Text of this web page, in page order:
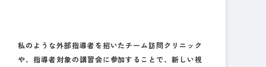
私のような外部指導者を招いたチーム訪問クリニック
や、指導者対象の講習会に参加することで、新しい視